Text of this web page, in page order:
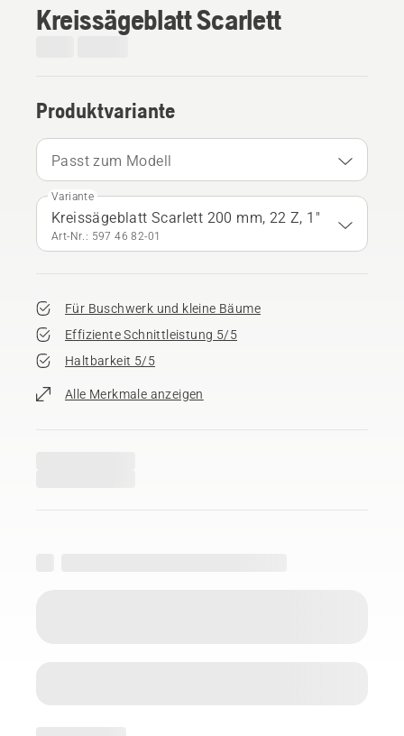
Kreissägeblatt Scarlett
Produktvariante
Passt zum Modell
Variante
Kreissägeblatt Scarlett 200 mm, 22 Z, 1"
Art-Nr.: 597 46 82‑01
Für Buschwerk und kleine Bäume
Effiziente Schnittleistung 5/5
Haltbarkeit 5/5
Alle Merkmale anzeigen